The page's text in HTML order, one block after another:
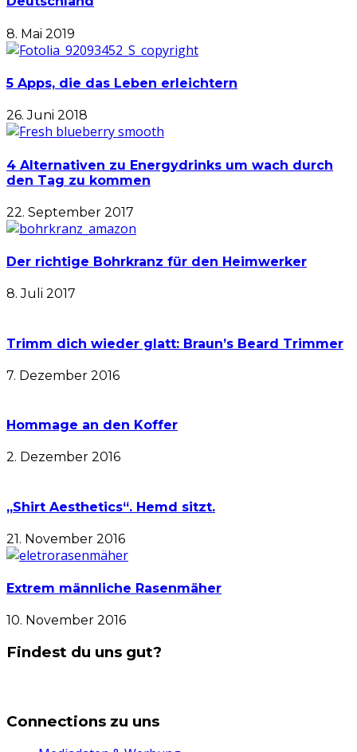
8. Mai 2019
5 Apps, die das Leben erleichtern
26. Juni 2018
4 Alternativen zu Energydrinks um wach durch
den Tag zu kommen
22. September 2017
Der richtige Bohrkranz für den Heimwerker
8. Juli 2017
Trimm dich wieder glatt: Braun’s Beard Trimmer
7. Dezember 2016
Hommage an den Koffer
2. Dezember 2016
„Shirt Aesthetics“. Hemd sitzt.
21. November 2016
Extrem männliche Rasenmäher
10. November 2016
Findest du uns gut?
Connections zu uns